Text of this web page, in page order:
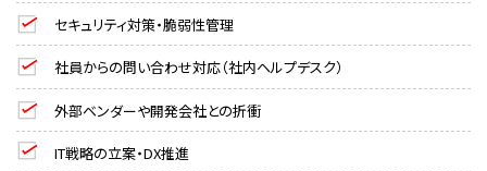
セキュリティ対策・脆弱性管理
社員からの問い合わせ対応（社内ヘルプデスク）
外部ベンダーや開発会社との折衝
IT戦略の立案・DX推進